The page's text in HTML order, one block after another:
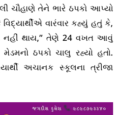
ચૌહાણે તેને ભારે ઠપકો આપ્યો
વારંવાર કહ્યું હતું કે,
નહીં થાય,” તેણે 24 વખત આવું
ઠપકો ચાલુ રહ્યો હતો.
અચાનક સ્કૂલના ત્રીજા